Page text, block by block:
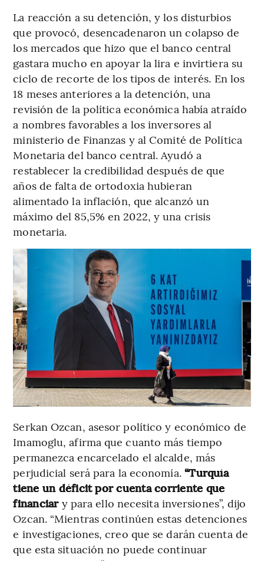
La reacción a su detención, y los disturbios
que provocó, desencadenaron un colapso de
los mercados que hizo que el banco central
gastara mucho en apoyar la lira e invirtiera su
ciclo de recorte de los tipos de interés. En los
18 meses anteriores a la detención, una
revisión de la política económica había atraído
a nombres favorables a los inversores al
ministerio de Finanzas y al Comité de Política
Monetaria del banco central. Ayudó a
restablecer la credibilidad después de que
años de falta de ortodoxia hubieran
alimentado la inflación, que alcanzó un
máximo del 85,5% en 2022, y una crisis
monetaria.
Serkan Ozcan, asesor político y económico de
Imamoglu, afirma que cuanto más tiempo
permanezca encarcelado el alcalde, más
perjudicial será para la economía.“Turquía
tiene un déficit por cuenta corriente que
financiary para ello necesita inversiones”, dijo
Ozcan. “Mientras continúen estas detenciones
e investigaciones, creo que se darán cuenta de
que esta situación no puede continuar